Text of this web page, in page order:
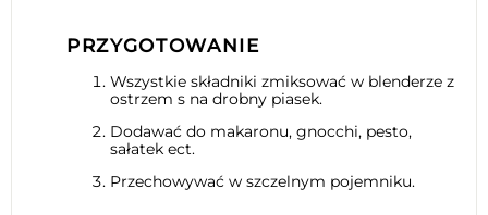
PRZYGOTOWANIE
Wszystkie składniki zmiksować w blenderze z
ostrzem s na drobny piasek.
Dodawać do makaronu, gnocchi, pesto,
sałatek ect.
Przechowywać w szczelnym pojemniku.